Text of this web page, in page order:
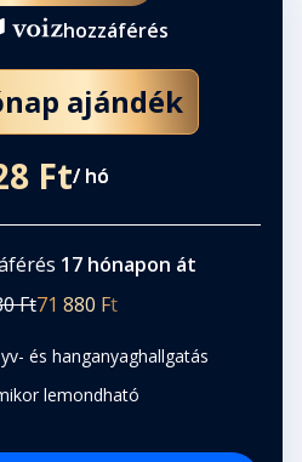
hozzáférés
ajándék
Ft/ hó
17 hónapon át
Ft71 880 Ft
és hanganyaghallgatás
lemondható